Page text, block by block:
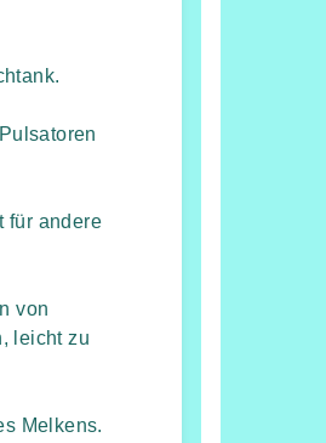
für andere
von
leicht zu
Melkens.